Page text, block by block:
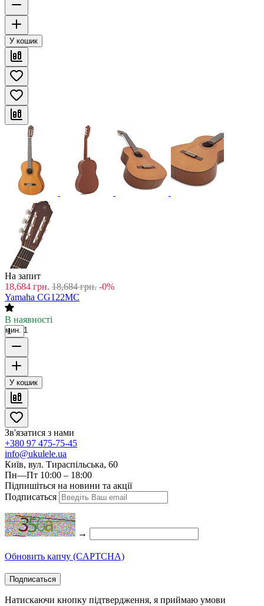
У кошик
На запит
18,684 грн. 18,684 грн. -0%
Yamaha CG122MC
В наявності
мин. 1
У кошик
Зв'язатися з нами
+380 97 475-75-45
info@ukulele.ua
Київ, вул. Тираспільська, 60
Пн—Пт 10:00 – 18:00
Підпишіться на новини та акції
Подписаться
→
Обновить капчу (CAPTCHA)
Подписаться
Натискаючи кнопку підтвердження, я приймаю умови